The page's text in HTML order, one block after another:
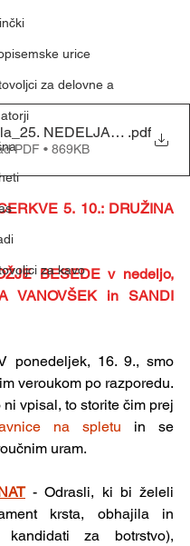
urice
za delovne a
za kavo
.pdf
PDF • 869KB
5. 10.: DRUŽINA
BESEDE v nedeljo,
VANOVŠEK in SANDI
ponedeljek, 16. 9., smo
veroukom po razporedu.
na spletu in se
uram.
- Odrasli, ki bi želeli
krsta, obhajila in
kandidati za botrstvo),